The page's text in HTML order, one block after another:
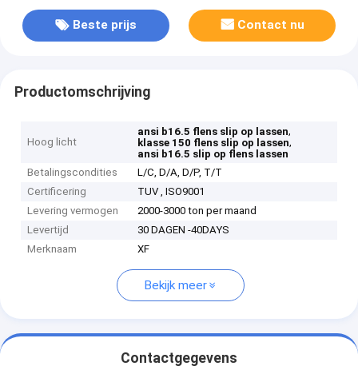
Beste prijs Contact nu
Productomschrijving
Hoog licht
ansi b16.5 flens slip op lassen,
klasse 150 flens slip op lassen,
ansi b16.5 slip op flens lassen
Betalingscondities
L/C, D/A, D/P, T/T
Certificering
TUV , ISO9001
Levering vermogen
2000-3000 ton per maand
Levertijd
30 DAGEN -40DAYS
Merknaam
XF
Bekijk meer
Contactgegevens